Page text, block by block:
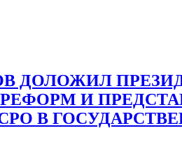
ДОЛОЖИЛ
И
В